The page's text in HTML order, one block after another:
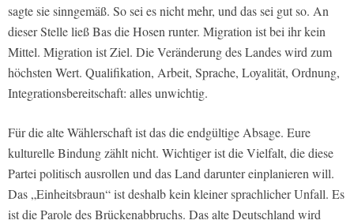
sagte sie sinngemäß. So sei es nicht mehr, und das sei gut so. An
dieser Stelle ließ Bas die Hosen runter. Migration ist bei ihr kein
Mittel. Migration ist Ziel. Die Veränderung des Landes wird zum
höchsten Wert. Qualifikation, Arbeit, Sprache, Loyalität, Ordnung,
Integrationsbereitschaft: alles unwichtig.
Für die alte Wählerschaft ist das die endgültige Absage. Eure
kulturelle Bindung zählt nicht. Wichtiger ist die Vielfalt, die diese
Partei politisch ausrollen und das Land darunter einplanieren will.
Das „Einheitsbraun“ ist deshalb kein kleiner sprachlicher Unfall. Es
ist die Parole des Brückenabbruchs. Das alte Deutschland wird